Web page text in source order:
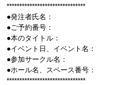
*******************************
●発注者氏名：
●ご予約番号：
●本のタイトル：
●イベント日、イベント名：
●参加サークル名：
●ホール名、スペース番号：
*******************************